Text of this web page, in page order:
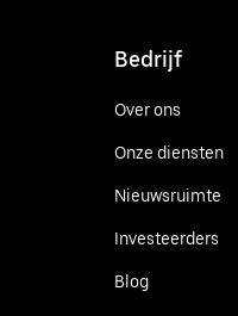
Bedrijf
Over ons
Onze diensten
Nieuwsruimte
Investeerders
Blog